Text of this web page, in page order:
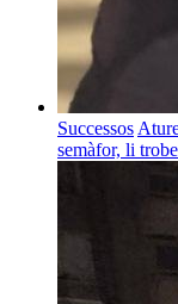
Successos
semàfor, li